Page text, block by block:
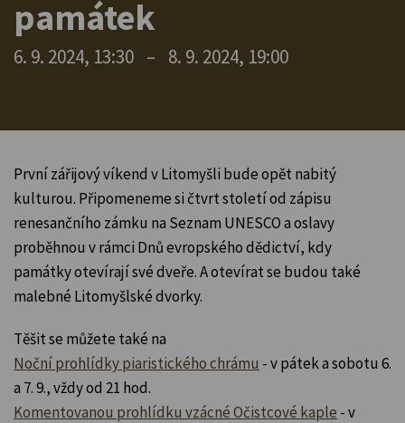
památek
6. 9. 2024, 13:30 – 8. 9. 2024, 19:00
První zářijový víkend v Litomyšli bude opět nabitý
kulturou. Připomeneme si čtvrt století od zápisu
renesančního zámku na Seznam UNESCO a oslavy
proběhnou v rámci Dnů evropského dědictví, kdy
památky otevírají své dveře. A otevírat se budou také
malebné Litomyšlské dvorky.
Těšit se můžete také na
Noční prohlídky piaristického chrámu - v pátek a sobotu 6.
a 7. 9., vždy od 21 hod.
Komentovanou prohlídku vzácné Očistcové kaple - v